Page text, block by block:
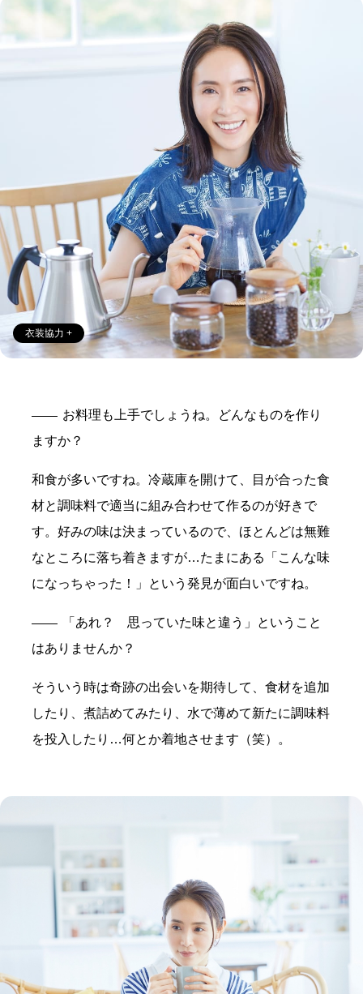
衣装協力 +
お料理も上手でしょうね。どんなものを作り
ますか？
和食が多いですね。冷蔵庫を開けて、目が合った食
材と調味料で適当に組み合わせて作るのが好きで
す。好みの味は決まっているので、ほとんどは無難
なところに落ち着きますが…たまにある「こんな味
になっちゃった！」という発見が面白いですね。
「あれ？ 思っていた味と違う」ということ
はありませんか？
そういう時は奇跡の出会いを期待して、食材を追加
したり、煮詰めてみたり、水で薄めて新たに調味料
を投入したり…何とか着地させます（笑）。